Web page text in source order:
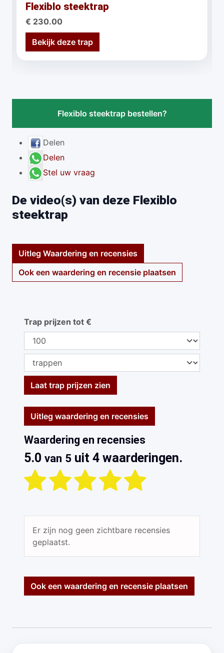
Flexiblo steektrap
€ 230.00
Bekijk deze trap
Flexiblo steektrap bestellen?
Delen
Delen
Stel uw vraag
De video(s) van deze Flexiblo
steektrap
Uitleg Waardering en recensies
Ook een waardering en recensie plaatsen
Trap prijzen tot €
Laat trap prijzen zien
Uitleg waardering en recensies
Waardering en recensies
5.0 van 5 uit 4 waarderingen.
Er zijn nog geen zichtbare recensies
geplaatst.
Ook een waardering en recensie plaatsen